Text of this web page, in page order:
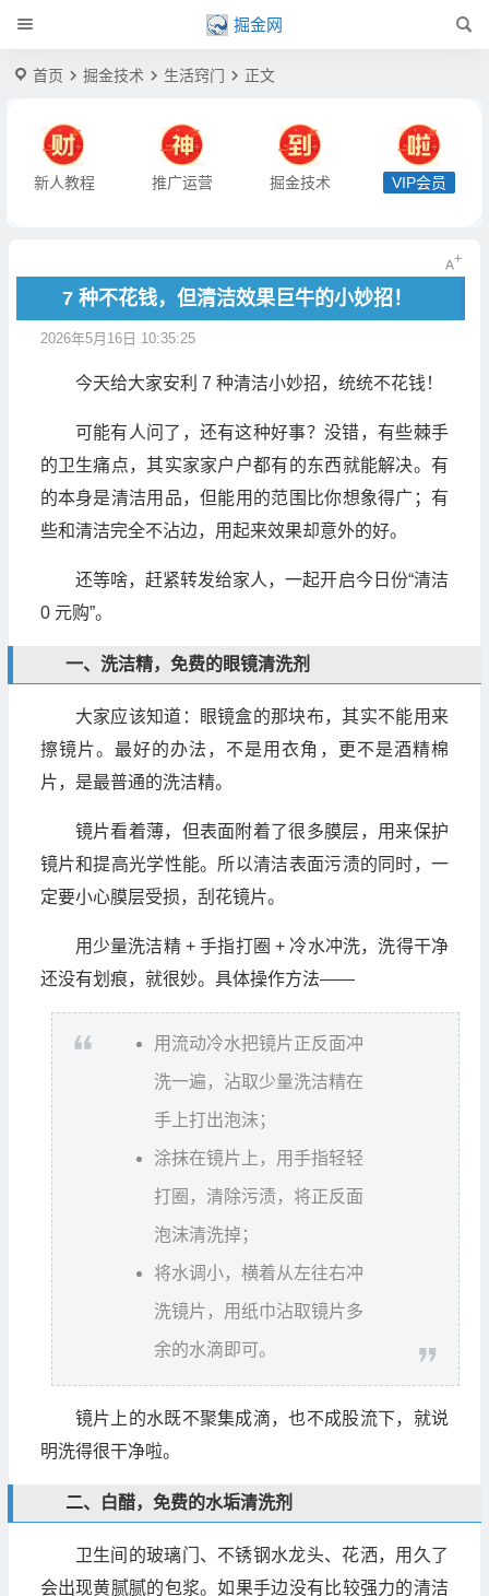
掘金网
首页 掘金技术 生活窍门 正文
新人教程 推广运营 掘金技术 VIP会员
7 种不花钱，但清洁效果巨牛的小妙招！
2026年5月16日 10:35:25
今天给大家安利 7 种清洁小妙招，统统不花钱！
可能有人问了，还有这种好事？没错，有些棘手
的卫生痛点，其实家家户户都有的东西就能解决。有
的本身是清洁用品，但能用的范围比你想象得广；有
些和清洁完全不沾边，用起来效果却意外的好。
还等啥，赶紧转发给家人，一起开启今日份“清洁
0 元购”。
一、洗洁精，免费的眼镜清洗剂
大家应该知道：眼镜盒的那块布，其实不能用来
擦镜片。最好的办法，不是用衣角，更不是酒精棉
片，是最普通的洗洁精。
镜片看着薄，但表面附着了很多膜层，用来保护
镜片和提高光学性能。所以清洁表面污渍的同时，一
定要小心膜层受损，刮花镜片。
用少量洗洁精 + 手指打圈 + 冷水冲洗，洗得干净
还没有划痕，就很妙。具体操作方法——
用流动冷水把镜片正反面冲
洗一遍，沾取少量洗洁精在
手上打出泡沫；
涂抹在镜片上，用手指轻轻
打圈，清除污渍，将正反面
泡沫清洗掉；
将水调小，横着从左往右冲
洗镜片，用纸巾沾取镜片多
余的水滴即可。
镜片上的水既不聚集成滴，也不成股流下，就说
明洗得很干净啦。
二、白醋，免费的水垢清洗剂
卫生间的玻璃门、不锈钢水龙头、花洒，用久了
会出现黄腻腻的包浆。如果手边没有比较强力的清洁